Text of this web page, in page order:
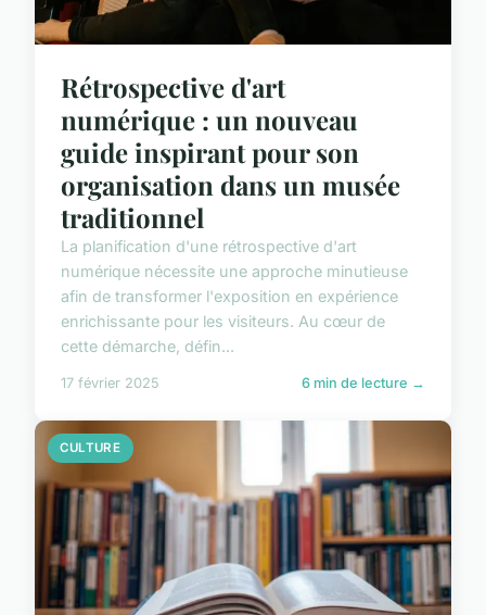
Rétrospective d'art
numérique : un nouveau
guide inspirant pour son
organisation dans un musée
traditionnel
La planification d'une rétrospective d'art
numérique nécessite une approche minutieuse
afin de transformer l'exposition en expérience
enrichissante pour les visiteurs. Au cœur de
cette démarche, défin...
17 février 2025 6 min de lecture →
CULTURE